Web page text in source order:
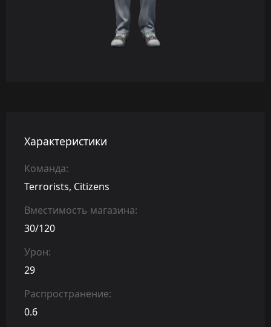
Характеристики
Команда:
Terrorists, Citizens
Вместимость магазина:
30/120
Урон:
29
Распространение:
0.6